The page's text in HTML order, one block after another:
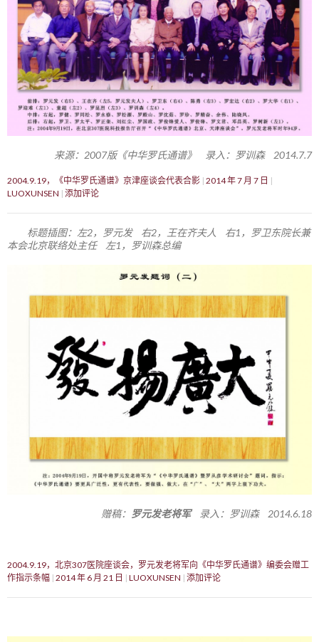
来源：2007版《中华罗氏通谱》 录入：罗训森 2014.7.7
2004.9.19，《中华罗氏通谱》京津座谈会代表合影 2014 年 7 月 7 日
LUOXUNSEN 添加评论
标题插图：左2，罗元发 右2，王在齐夫人 右1，罗卫东院长兼
本会北京联络处主任 左1，罗训森总编
赠稿： 罗元发老将军录入：罗训森 2014.6.18
2004.9.19，北京307医院座谈会，罗元发老将军向《中华罗氏通谱》编委会赠工
作指示条幅 2014 年 6 月 21 日 LUOXUNSEN 添加评论